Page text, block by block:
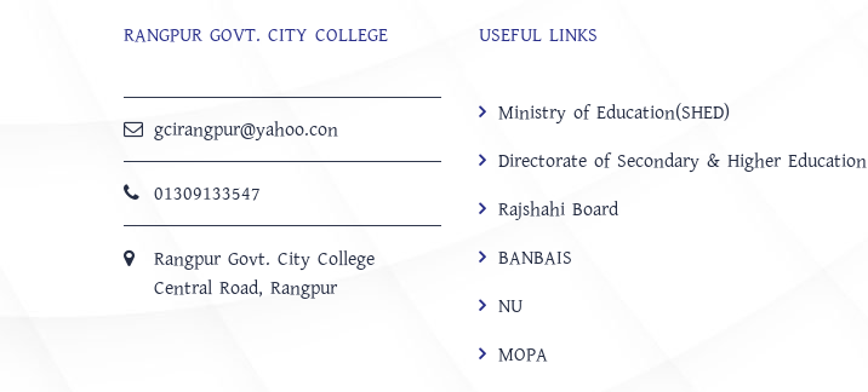
RANGPUR GOVT. CITY COLLEGE
gcirangpur@yahoo.con
01309133547
Rangpur Govt. City College
Central Road, Rangpur
USEFUL LINKS
Ministry of Education(SHED)
Directorate of Secondary & Higher Education
Rajshahi Board
BANBAIS
NU
MOPA